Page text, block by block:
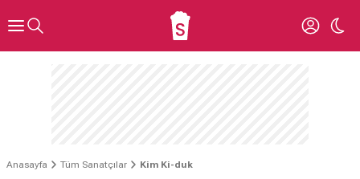
Anasayfa Tüm Sanatçılar Kim Ki-duk